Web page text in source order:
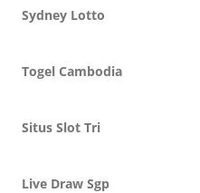
Sydney Lotto
Togel Cambodia
Situs Slot Tri
Live Draw Sgp